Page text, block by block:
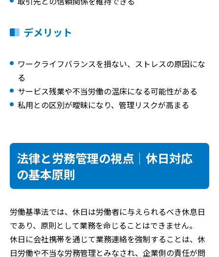
デメリット
ワークライフバランスを損ない、ストレスの原因にな
る
サービス残業や不当労働の温床になる可能性がある
私用との区別が曖昧になり、管理リスクが高まる
法律と労務管理の視点｜休日対応
の基本原則
労働基準法では、休日は労働者に与えられるべき休息日
であり、原則として業務を命じることはできません。
休日に会社携帯を通じて業務連絡を強制することは、休
日労働や不当な労務管理とみなされ、企業側の責任が問